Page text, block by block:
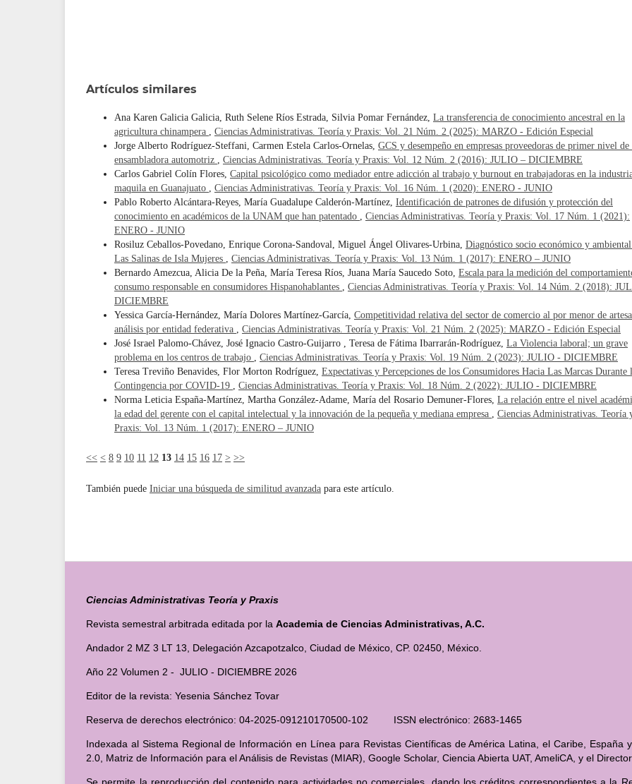
Artículos similares
Ana Karen Galicia Galicia, Ruth Selene Ríos Estrada, Silvia Pomar Fernández, La transferencia de conocimiento ancestral en la
agricultura chinampera , Ciencias Administrativas. Teoría y Praxis: Vol. 21 Núm. 2 (2025): MARZO - Edición Especial
Jorge Alberto Rodríguez-Steffani, Carmen Estela Carlos-Ornelas, GCS y desempeño en empresas proveedoras de primer nivel de
ensambladora automotriz , Ciencias Administrativas. Teoría y Praxis: Vol. 12 Núm. 2 (2016): JULIO – DICIEMBRE
Carlos Gabriel Colín Flores, Capital psicológico como mediador entre adicción al trabajo y burnout en trabajadoras en la
maquila en Guanajuato , Ciencias Administrativas. Teoría y Praxis: Vol. 16 Núm. 1 (2020): ENERO - JUNIO
Pablo Roberto Alcántara-Reyes, María Guadalupe Calderón-Martínez, Identificación de patrones de difusión y protección del
conocimiento en académicos de la UNAM que han patentado , Ciencias Administrativas. Teoría y Praxis: Vol. 17 Núm. 1 (2021):
ENERO - JUNIO
Rosiluz Ceballos-Povedano, Enrique Corona-Sandoval, Miguel Ángel Olivares-Urbina, Diagnóstico socio económico y
Las Salinas de Isla Mujeres , Ciencias Administrativas. Teoría y Praxis: Vol. 13 Núm. 1 (2017): ENERO – JUNIO
Bernardo Amezcua, Alicia De la Peña, María Teresa Ríos, Juana María Saucedo Soto, Escala para la medición del
consumo responsable en consumidores Hispanohablantes , Ciencias Administrativas. Teoría y Praxis: Vol. 14 Núm. 2 (2018):
DICIEMBRE
Yessica García-Hernández, María Dolores Martínez-García, Competitividad relativa del sector de comercio al por menor de
análisis por entidad federativa , Ciencias Administrativas. Teoría y Praxis: Vol. 21 Núm. 2 (2025): MARZO - Edición Especial
José Israel Palomo-Chávez, José Ignacio Castro-Guijarro , Teresa de Fátima Ibarrarán-Rodríguez, La Violencia laboral; un grave
problema en los centros de trabajo , Ciencias Administrativas. Teoría y Praxis: Vol. 19 Núm. 2 (2023): JULIO - DICIEMBRE
Teresa Treviño Benavides, Flor Morton Rodríguez, Expectativas y Percepciones de los Consumidores Hacia Las Marcas Durante
Contingencia por COVID-19 , Ciencias Administrativas. Teoría y Praxis: Vol. 18 Núm. 2 (2022): JULIO - DICIEMBRE
Norma Leticia España-Martínez, Martha González-Adame, María del Rosario Demuner-Flores, La relación entre el nivel
la edad del gerente con el capital intelectual y la innovación de la pequeña y mediana empresa , Ciencias Administrativas. Teoría
Praxis: Vol. 13 Núm. 1 (2017): ENERO – JUNIO
<< < 8 9 10 11 12 13 14 15 16 17 > >>
También puede Iniciar una búsqueda de similitud avanzada para este artículo.
Ciencias Administrativas Teoría y Praxis
Revista semestral arbitrada editada por la Academia de Ciencias Administrativas, A.C.
Andador 2 MZ 3 LT 13, Delegación Azcapotzalco, Ciudad de México, CP. 02450, México.
Año 22 Volumen 2 - JULIO - DICIEMBRE 2026
Editor de la revista: Yesenia Sánchez Tovar
Reserva de derechos electrónico: 04-2025-091210170500-102 ISSN electrónico: 2683-1465
Indexada al Sistema Regional de Información en Línea para Revistas Científicas de América Latina, el Caribe, España
2.0, Matriz de Información para el Análisis de Revistas (MIAR), Google Scholar, Ciencia Abierta UAT, AmeliCA, y el